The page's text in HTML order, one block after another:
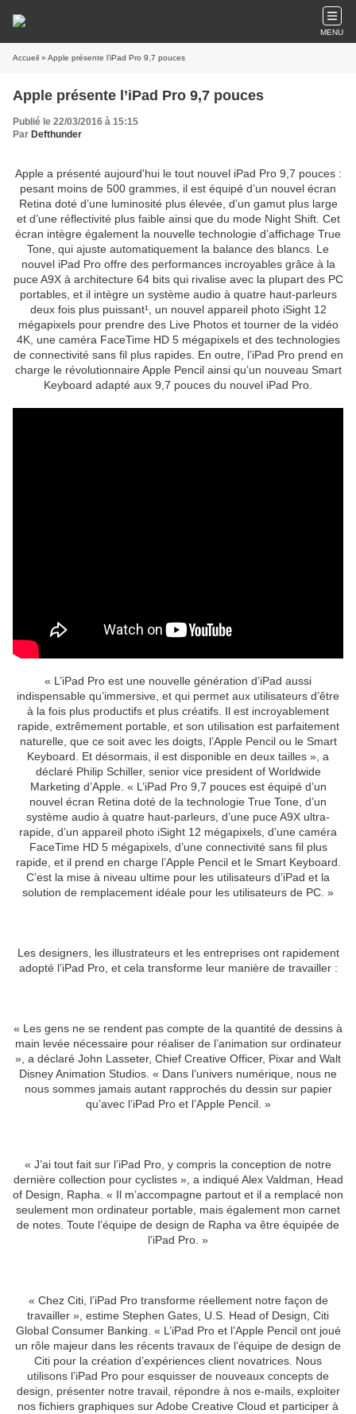
MENU
Accueil
Publié le 22/03/2016 à 15:15
Par Defthunder
Apple a présenté aujourd'hui le tout nouvel iPad Pro 9,7 pouces :
pesant moins de 500 grammes, il est équipé d’un nouvel écran
Retina doté d’une luminosité plus élevée, d’un gamut plus large
et d’une réflectivité plus faible ainsi que du mode Night Shift. Cet
écran intègre également la nouvelle technologie d’affichage True
Tone, qui ajuste automatiquement la balance des blancs. Le
nouvel iPad Pro offre des performances incroyables grâce à la
puce A9X à architecture 64 bits qui rivalise avec la plupart des PC
portables, et il intègre un système audio à quatre haut-parleurs
deux fois plus puissant¹, un nouvel appareil photo iSight 12
mégapixels pour prendre des Live Photos et tourner de la vidéo
4K, une caméra FaceTime HD 5 mégapixels et des technologies
de connectivité sans fil plus rapides. En outre, l’iPad Pro prend en
charge le révolutionnaire Apple Pencil ainsi qu’un nouveau Smart
Keyboard adapté aux 9,7 pouces du nouvel iPad Pro.
« L’iPad Pro est une nouvelle génération d’iPad aussi
indispensable qu’immersive, et qui permet aux utilisateurs d’être
à la fois plus productifs et plus créatifs. Il est incroyablement
rapide, extrêmement portable, et son utilisation est parfaitement
naturelle, que ce soit avec les doigts, l’Apple Pencil ou le Smart
Keyboard. Et désormais, il est disponible en deux tailles », a
déclaré Philip Schiller, senior vice president of Worldwide
Marketing d’Apple. « L’iPad Pro 9,7 pouces est équipé d’un
nouvel écran Retina doté de la technologie True Tone, d’un
système audio à quatre haut-parleurs, d’une puce A9X ultra-
rapide, d’un appareil photo iSight 12 mégapixels, d’une caméra
FaceTime HD 5 mégapixels, d’une connectivité sans fil plus
rapide, et il prend en charge l’Apple Pencil et le Smart Keyboard.
C’est la mise à niveau ultime pour les utilisateurs d’iPad et la
solution de remplacement idéale pour les utilisateurs de PC. »
Les designers, les illustrateurs et les entreprises ont rapidement
adopté l’iPad Pro, et cela transforme leur manière de travailler :
« Les gens ne se rendent pas compte de la quantité de dessins à
main levée nécessaire pour réaliser de l’animation sur ordinateur
», a déclaré John Lasseter, Chief Creative Officer, Pixar and Walt
Disney Animation Studios. « Dans l’univers numérique, nous ne
nous sommes jamais autant rapprochés du dessin sur papier
qu’avec l’iPad Pro et l’Apple Pencil. »
« J’ai tout fait sur l’iPad Pro, y compris la conception de notre
dernière collection pour cyclistes », a indiqué Alex Valdman, Head
of Design, Rapha. « Il m’accompagne partout et il a remplacé non
seulement mon ordinateur portable, mais également mon carnet
de notes. Toute l’équipe de design de Rapha va être équipée de
l’iPad Pro. »
« Chez Citi, l’iPad Pro transforme réellement notre façon de
travailler », estime Stephen Gates, U.S. Head of Design, Citi
Global Consumer Banking. « L’iPad Pro et l’Apple Pencil ont joué
un rôle majeur dans les récents travaux de l’équipe de design de
Citi pour la création d’expériences client novatrices. Nous
utilisons l’iPad Pro pour esquisser de nouveaux concepts de
design, présenter notre travail, répondre à nos e-mails, exploiter
nos fichiers graphiques sur Adobe Creative Cloud et participer à